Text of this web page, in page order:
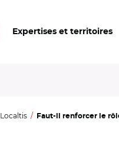
Expertises et territoires
Localtis Faut-il renforcer le